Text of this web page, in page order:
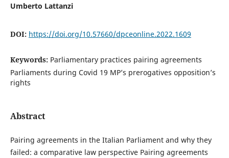
Umberto Lattanzi
DOI: https://doi.org/10.57660/dpceonline.2022.1609
Keywords: Parliamentary practices pairing agreements
Parliaments during Covid 19 MP’s prerogatives opposition’s
rights
Abstract
Pairing agreements in the Italian Parliament and why they
failed: a comparative law perspective Pairing agreements